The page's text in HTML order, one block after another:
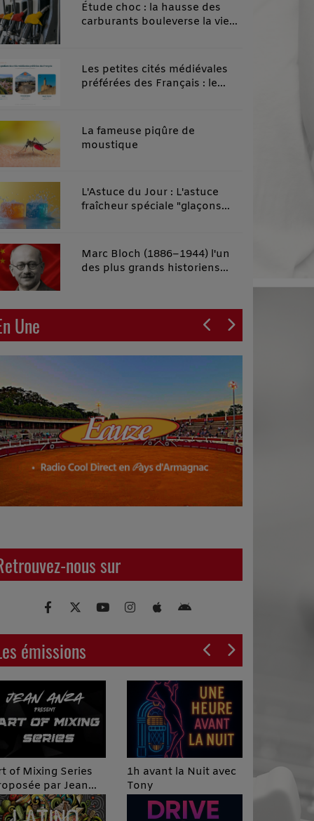
Étude choc : la hausse des
carburants bouleverse la vie
Les petites cités médiévales
préférées des Français : le
La fameuse piqûre de
moustique
L'Astuce du Jour : L'astuce
fraîcheur spéciale "glaçons
Marc Bloch (1886–1944) l'un
des plus grands historiens
Une
nous sur
émissions
of Mixing Series
par Jean
1h avant la Nuit avec
Tony
Podcast